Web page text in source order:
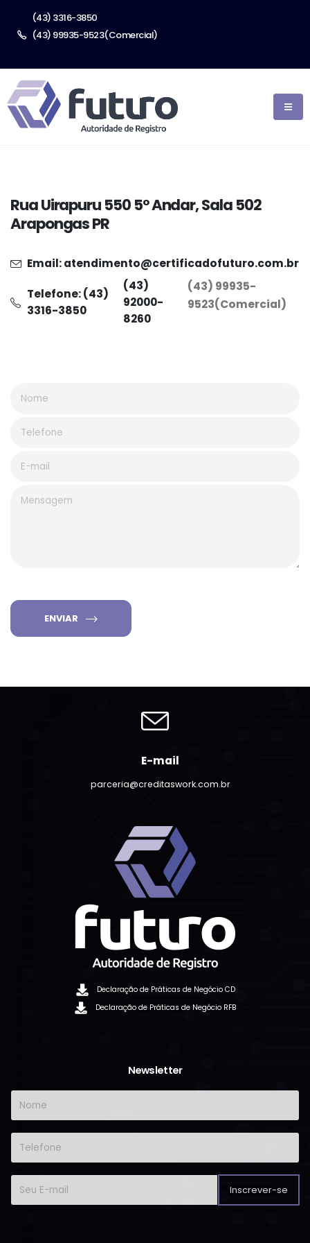
(43) 3316-3850
(43) 99935-9523(Comercial)
Rua Uirapuru5505° Andar, Sala 502
ArapongasPR
Email: atendimento@certificadofuturo.com.br
Telefone: (43)
3316-3850
(43)
92000-
8260
(43) 99935-
9523(Comercial)
ENVIAR
E-mail
parceria@creditaswork.com.br
Declaração de Práticas de Negócio CD
Declaração de Práticas de Negócio RFB
Newsletter
Inscrever-se